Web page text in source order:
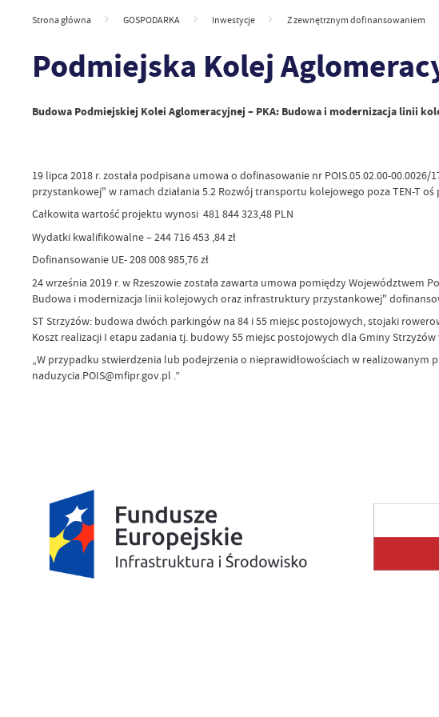
Strona główna GOSPODARKA Inwestycje Z zewnętrznym dofinansowaniem
Podmiejska Kolej
Budowa Podmiejskiej Kolei Aglomeracyjnej – PKA: Budowa i modernizacja linii
19 lipca 2018 r. została podpisana umowa o dofinasowanie nr POIS.05.02.00-
przystankowej" w ramach działania 5.2 Rozwój transportu kolejowego poza TEN-T
Całkowita wartość projektu wynosi 481 844 323,48 PLN
Wydatki kwalifikowalne – 244 716 453 ,84 zł
Dofinansowanie UE- 208 008 985,76 zł
24 września 2019 r. w Rzeszowie została zawarta umowa pomiędzy
Budowa i modernizacja linii kolejowych oraz infrastruktury przystankowej"
ST Strzyżów: budowa dwóch parkingów na 84 i 55 miejsc postojowych, stojaki
Koszt realizacji I etapu zadania tj. budowy 55 miejsc postojowych dla Gminy Strzyżów
„W przypadku stwierdzenia lub podejrzenia o nieprawidłowościach w realizowanym
naduzycia.POIS@mfipr.gov.pl .”